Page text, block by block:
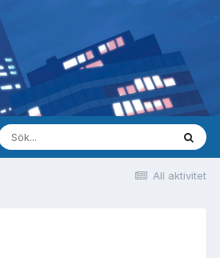
All aktivitet